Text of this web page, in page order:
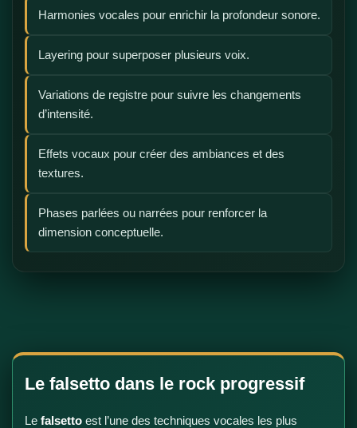
Harmonies vocales pour enrichir la profondeur sonore.
Layering pour superposer plusieurs voix.
Variations de registre pour suivre les changements
d’intensité.
Effets vocaux pour créer des ambiances et des
textures.
Phases parlées ou narrées pour renforcer la
dimension conceptuelle.
Le falsetto dans le rock progressif
Le falsetto est l’une des techniques vocales les plus